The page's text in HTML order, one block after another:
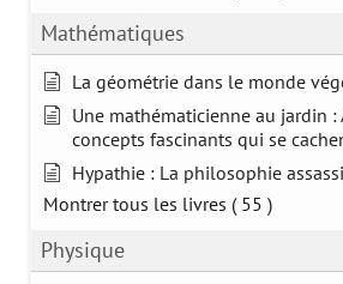
Mathématiques
La géométrie dans le monde
Une mathématicienne au jardin :
concepts fascinants qui se
Hypathie : La philosophie
Montrer tous les livres ( 55 )
Physique